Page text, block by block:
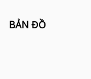
BẢN ĐỒ